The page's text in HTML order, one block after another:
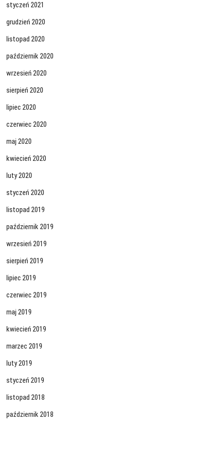
styczeń 2021
grudzień 2020
listopad 2020
październik 2020
wrzesień 2020
sierpień 2020
lipiec 2020
czerwiec 2020
maj 2020
kwiecień 2020
luty 2020
styczeń 2020
listopad 2019
październik 2019
wrzesień 2019
sierpień 2019
lipiec 2019
czerwiec 2019
maj 2019
kwiecień 2019
marzec 2019
luty 2019
styczeń 2019
listopad 2018
październik 2018